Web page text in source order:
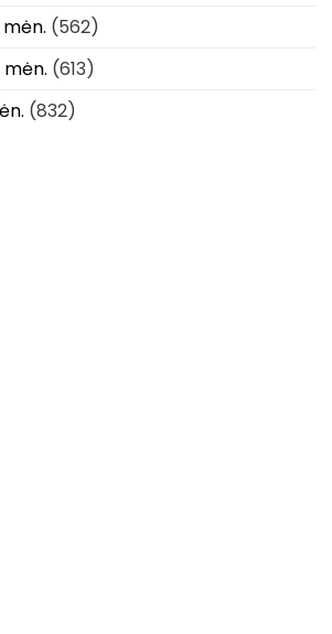
(562)
(613)
(832)